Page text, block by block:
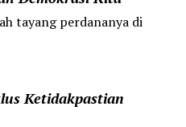
tayang perdananya di
Ketidakpastian